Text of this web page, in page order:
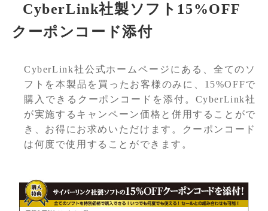
CyberLink社製ソフト15%OFF
クーポンコード添付
CyberLink社公式ホームページにある、全てのソ
フトを本製品を買ったお客様のみに、15%OFFで
購入できるクーポンコードを添付。CyberLink社
が実施するキャンペーン価格と併用することがで
き、お得にお求めいただけます。クーポンコード
は何度で使用することができます。